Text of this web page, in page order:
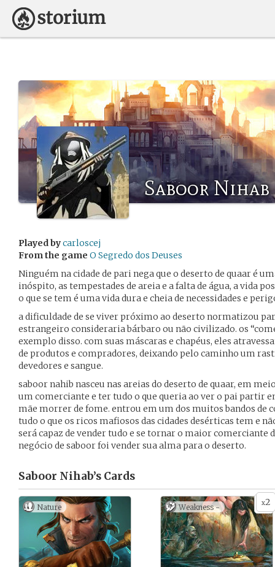
Saboor Nihab
Played bycarloscej
From the game O Segredo dos Deuses
Ninguém na cidade de pari nega que o deserto de quaar é
inóspito, as tempestades de areia e a falta de água, a vida
o que se tem é uma vida dura e cheia de necessidades e
a dificuldade de se viver próximo ao deserto normatizou
estrangeiro consideraria bárbaro ou não civilizado. os
exemplo disso. com suas máscaras e chapéus, eles
de produtos e compradores, deixando pelo caminho um
devedores e sangue.
saboor nahib nasceu nas areias do deserto de quaar, em
um comerciante e ter tudo o que queria ao ver o pai partir
mãe morrer de fome. entrou em um dos muitos bandos de
tudo o que os ricos mafiosos das cidades desérticas tem e
será capaz de vender tudo e se tornar o maior comerciante
negócio de saboor foi vender sua alma para o deserto.
Saboor Nihab’s Cards
Nature x2
Weakness -